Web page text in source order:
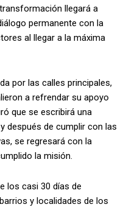
llegará a
permanente con la
al llegar a la máxima
por las calles principales,
a refrendar su apoyo
que se escribirá una
después de cumplir con las
se regresará con la
la misión.
los casi 30 días de
y localidades de los